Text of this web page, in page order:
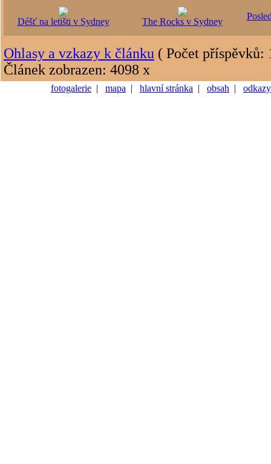
Déšť na letišti v Sydney The Rocks v Sydney
Ohlasy a vzkazy k článku ( Počet příspěvků:
Článek zobrazen: 4098 x
fotogalerie | mapa | hlavní stránka | obsah | odkazy